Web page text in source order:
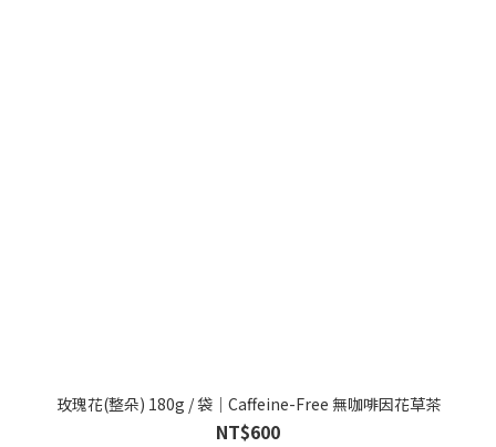
玫瑰花(整朵) 180g / 袋｜Caffeine-Free 無咖啡因花草茶
NT$600